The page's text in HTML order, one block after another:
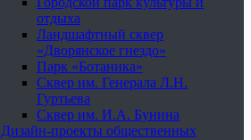
отдыха
Ландшафтный сквер
«Дворянское гнездо»
Парк «Ботаника»
Сквер им. Генерала Л.Н.
Гуртьева
Сквер им. И.А. Бунина
Дизайн-проекты общественных